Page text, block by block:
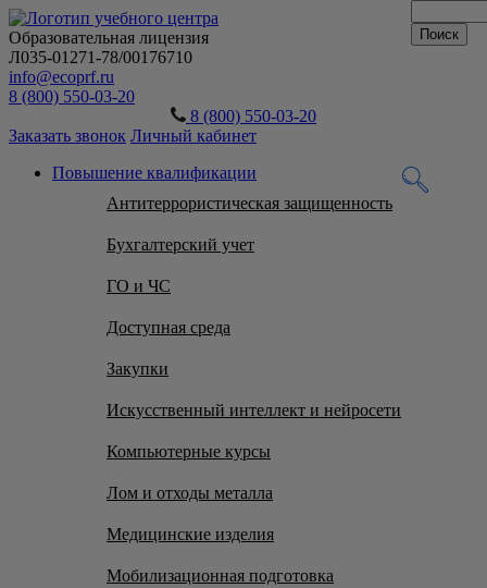
Образовательная лицензия
Л035-01271-78/00176710
info@ecoprf.ru
8 (800) 550-03-20
8 (800) 550-03-20
Заказать звонок Личный кабинет
Повышение квалификации
Антитеррористическая защищенность
Бухгалтерский учет
ГО и ЧС
Доступная среда
Закупки
Искусственный интеллект и нейросети
Компьютерные курсы
Лом и отходы металла
Медицинские изделия
Мобилизационная подготовка